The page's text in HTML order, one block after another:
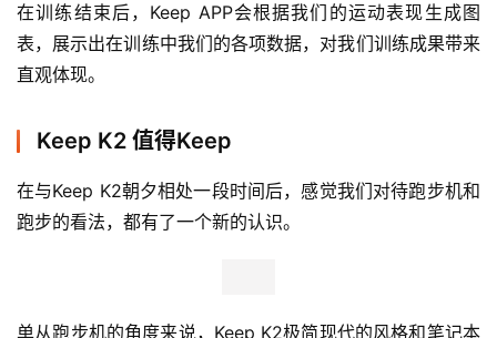
在训练结束后，Keep APP会根据我们的运动表现生成图
表，展示出在训练中我们的各项数据，对我们训练成果带来
直观体现。
Keep K2 值得Keep
在与Keep K2朝夕相处一段时间后，感觉我们对待跑步机和
跑步的看法，都有了一个新的认识。
单从跑步机的角度来说，Keep K2极简现代的风格和笔记本